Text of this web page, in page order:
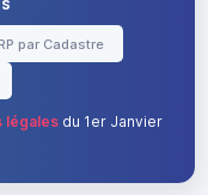
par Cadastre
légalesdu 1er Janvier